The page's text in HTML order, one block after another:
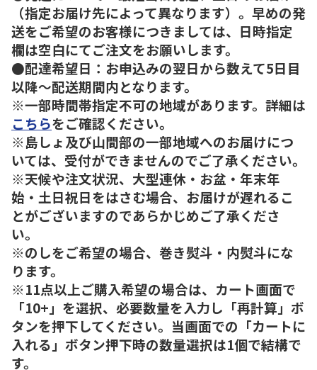
（指定お届け先によって異なります）。早めの発
送をご希望のお客様につきましては、日時指定
欄は空白にてご注文をお願いします。
●配達希望日：お申込みの翌日から数えて5日目
以降～配送期間内となります。
※一部時間帯指定不可の地域があります。詳細は
こちらをご確認ください。
※島しょ及び山間部の一部地域へのお届けにつ
いては、受付ができませんのでご了承ください。
※天候や注文状況、大型連休・お盆・年末年
始・土日祝日をはさむ場合、お届けが遅れるこ
とがございますのであらかじめご了承くださ
い。
※のしをご希望の場合、巻き熨斗・内熨斗にな
ります。
※11点以上ご購入希望の場合は、カート画面で
「10+」を選択、必要数量を入力し「再計算」ボ
タンを押下してください。当画面での「カートに
入れる」ボタン押下時の数量選択は1個で結構で
す。